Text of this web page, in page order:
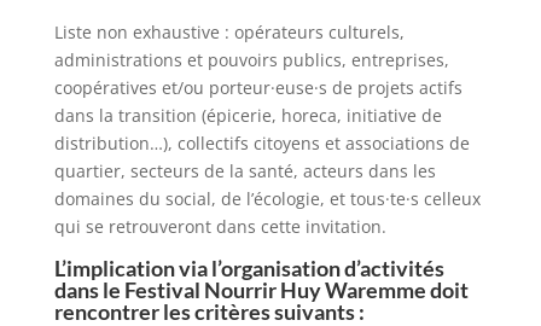
Liste non exhaustive : opérateurs culturels,
administrations et pouvoirs publics, entreprises,
coopératives et/ou porteur·euse·s de projets actifs
dans la transition (épicerie, horeca, initiative de
distribution…), collectifs citoyens et associations de
quartier, secteurs de la santé, acteurs dans les
domaines du social, de l’écologie, et tous·te·s celleux
qui se retrouveront dans cette invitation.
L’implication via l’organisation d’activités
dans le Festival Nourrir Huy Waremme doit
rencontrer les critères suivants :